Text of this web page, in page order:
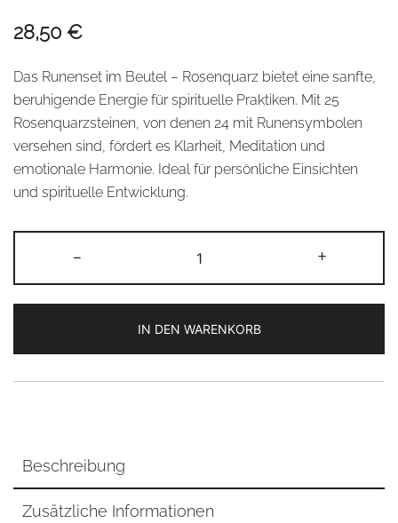
28,50 €
Das Runenset im Beutel – Rosenquarz bietet eine sanfte,
beruhigende Energie für spirituelle Praktiken. Mit 25
Rosenquarzsteinen, von denen 24 mit Runensymbolen
versehen sind, fördert es Klarheit, Meditation und
emotionale Harmonie. Ideal für persönliche Einsichten
und spirituelle Entwicklung.
-
im
Beutel
Rosenquarz
Menge
+
IN DEN WARENKORB
Alternative:
Beschreibung
Zusätzliche Informationen